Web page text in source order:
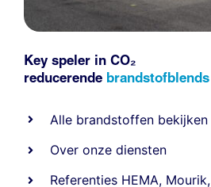
Key speler in CO₂
reducerende brandstofblends
Alle brandstoffen bekijken
Over onze diensten
Referenties HEMA, Mourik,